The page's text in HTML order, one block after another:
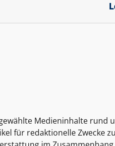
Medieninhalte rund
für redaktionelle Zwecke